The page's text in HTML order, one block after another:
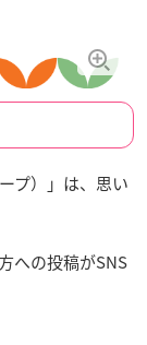
プ）」は、思い
への投稿がSNS